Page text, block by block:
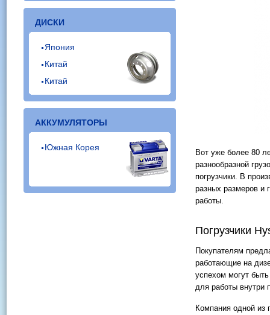
ДИСКИ
Япония
Китай
Китай
АККУМУЛЯТОРЫ
Южная Корея
Вот уже более 80
разнообразной
погрузчики. В
разных размеров и
работы.
Погрузчики
Покупателям
работающие на
успехом могут
для работы внутри
Компания одной из